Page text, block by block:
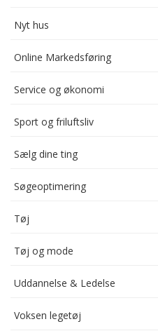
Nyt hus
Online Markedsføring
Service og økonomi
Sport og friluftsliv
Sælg dine ting
Søgeoptimering
Tøj
Tøj og mode
Uddannelse & Ledelse
Voksen legetøj